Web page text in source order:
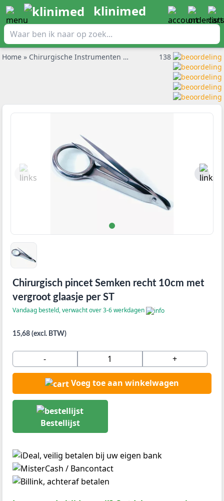
klinimed
Home » Chirurgische Instrumenten » Pincetten»Chirurgisch
138
Chirurgisch pincet Semken recht 10cm met
vergroot glaasje per ST
Vandaag besteld, verwacht over 3-6 werkdagen
15,68 (excl. BTW)
- +
Voeg toe aan winkelwagen
Bestellijst